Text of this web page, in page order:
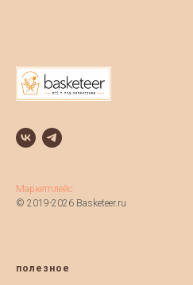
Маркетплейс
© 2019-2026 Basketeer.ru
полезное